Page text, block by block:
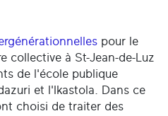
pour le
collective à St-Jean-de-Luz
de l'école publique
et l'Ikastola. Dans ce
choisi de traiter des